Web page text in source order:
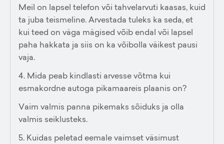
Meil on lapsel telefon või tahvelarvuti kaasas, kuid
ta juba teismeline. Arvestada tuleks ka seda, et
kui teed on väga mägised võib endal või lapsel
paha hakkata ja siis on ka võibolla väikest pausi
vaja.
4. Mida peab kindlasti arvesse võtma kui
esmakordne autoga pikamaareis plaanis on?
Vaim valmis panna pikemaks sõiduks ja olla
valmis seiklusteks.
5. Kuidas peletad eemale vaimset väsimust